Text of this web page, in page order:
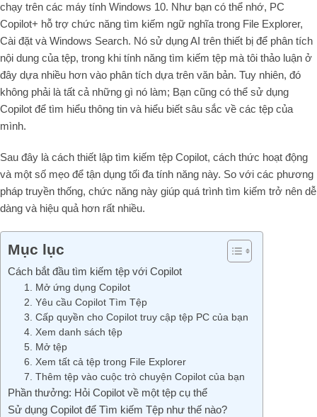
chạy trên các máy tính Windows 10. Như bạn có thể nhớ, PC
Copilot+ hỗ trợ chức năng tìm kiếm ngữ nghĩa trong File Explorer,
Cài đặt và Windows Search. Nó sử dụng AI trên thiết bị để phân tích
nội dung của tệp, trong khi tính năng tìm kiếm tệp mà tôi thảo luận ở
đây dựa nhiều hơn vào phân tích dựa trên văn bản. Tuy nhiên, đó
không phải là tất cả những gì nó làm; Bạn cũng có thể sử dụng
Copilot để tìm hiểu thông tin và hiểu biết sâu sắc về các tệp của
mình.
Sau đây là cách thiết lập tìm kiếm tệp Copilot, cách thức hoạt động
và một số mẹo để tận dụng tối đa tính năng này. So với các phương
pháp truyền thống, chức năng này giúp quá trình tìm kiếm trở nên dễ
dàng và hiệu quả hơn rất nhiều.
Mục lục
Cách bắt đầu tìm kiếm tệp với Copilot
1. Mở ứng dụng Copilot
2. Yêu cầu Copilot Tìm Tệp
3. Cấp quyền cho Copilot truy cập tệp PC của bạn
4. Xem danh sách tệp
5. Mở tệp
6. Xem tất cả tệp trong File Explorer
7. Thêm tệp vào cuộc trò chuyện Copilot của bạn
Phần thưởng: Hỏi Copilot về một tệp cụ thể
Sử dụng Copilot để Tìm kiếm Tệp như thế nào?